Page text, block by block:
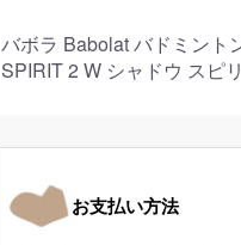
バボラ Babolat バドミント
SPIRIT 2 W シャドウ スピ
お支払い方法